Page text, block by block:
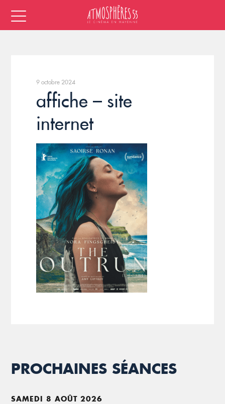
9 octobre 2024
affiche – site
internet
PROCHAINES SÉANCES
SAMEDI 8 AOÛT 2026